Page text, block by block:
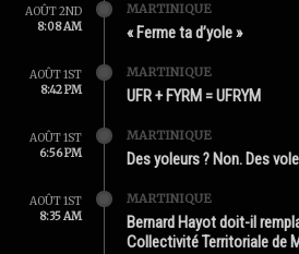
AOÛT 2ND
8:08 AM
MARTINIQUE
« Ferme ta d’yole »
AOÛT 1ST
8:42 PM
MARTINIQUE
UFR + FYRM = UFRYM
AOÛT 1ST
6:56 PM
MARTINIQUE
Des yoleurs ? Non. Des
AOÛT 1ST
8:35 AM
MARTINIQUE
Bernard Hayot doit-il
Collectivité Territoriale de